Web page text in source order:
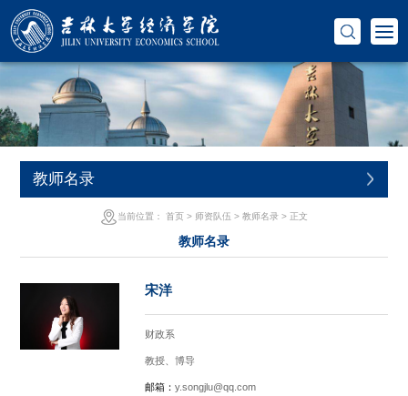
教师名录
当前位置： 首页> 师资队伍 > 教师名录> 正文
教师名录
宋洋
财政系
教授、博导
邮箱： y.songjlu@qq.com